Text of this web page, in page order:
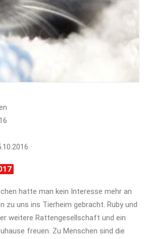
hatte man kein Interesse mehr an
zu uns ins Tierheim gebracht. Ruby und
weitere Rattengesellschaft und ein
freuen. Zu Menschen sind die